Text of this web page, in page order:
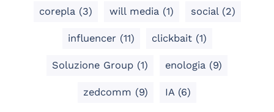
corepla (3) will media (1) social (2)
influencer (11) clickbait (1)
Soluzione Group (1) enologia (9)
zedcomm (9) IA (6)